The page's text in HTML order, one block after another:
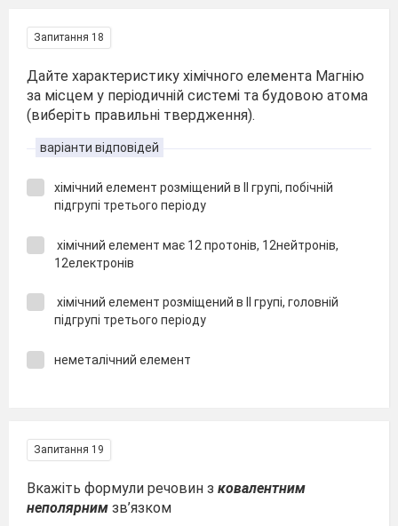
Запитання 18
Дайте характеристику хімічного елемента Магнію
за місцем у періодичній системі та будовою атома
(виберіть правильні твердження).
варіанти відповідей
хімічний елемент розміщений в ІІ групі, побічній
підгрупі третього періоду
хімічний елемент має 12 протонів, 12нейтронів,
12електронів
хімічний елемент розміщений в ІI групі, головній
підгрупі третього періоду
неметалічний елемент
Запитання 19
Вкажіть формули речовин з ковалентним
неполярним зв’язком